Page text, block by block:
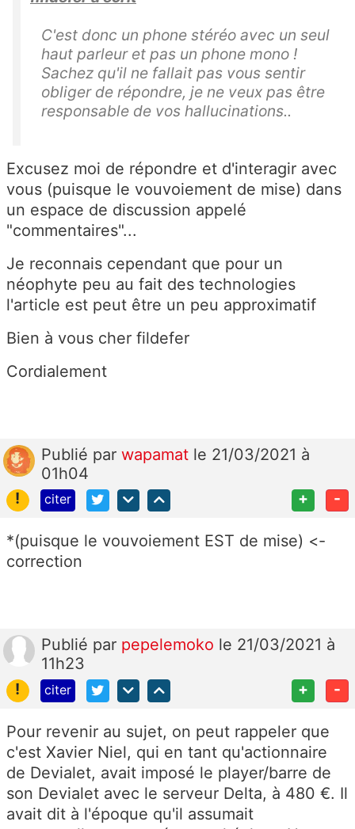
C'est donc un phone stéréo avec un seul
haut parleur et pas un phone mono !
Sachez qu'il ne fallait pas vous sentir
obliger de répondre, je ne veux pas être
responsable de vos hallucinations..
Excusez moi de répondre et d'interagir avec
vous (puisque le vouvoiement de mise) dans
un espace de discussion appelé
"commentaires"...
Je reconnais cependant que pour un
néophyte peu au fait des technologies
l'article est peut être un peu approximatif
Bien à vous cher fildefer
Cordialement
Publié par wapamat le 21/03/2021 à
01h04
!
citer + -
*(puisque le vouvoiement EST de mise) <-
correction
Publié par pepelemoko le 21/03/2021 à
11h23
!
citer + -
Pour revenir au sujet, on peut rappeler que
c'est Xavier Niel, qui en tant qu'actionnaire
de Devialet, avait imposé le player/barre de
son Devialet avec le serveur Delta, à 480 €. Il
avait dit à l'époque qu'il assumait